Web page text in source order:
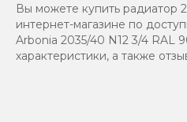
Вы можете купить радиатор
интернет-магазине по
Arbonia 2035/40 N12 3/4 RAL
характеристики, а также